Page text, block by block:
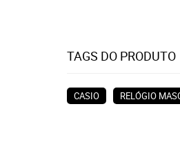
TAGS DO PRODUTO
CASIO RELÓGIO